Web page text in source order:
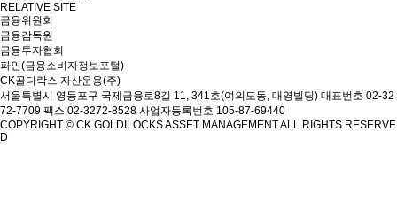
RELATIVE SITE
금융위원회
금융감독원
금융투자협회
파인(금융소비자정보포털)
CK골디락스 자산운용(주)
서울특별시 영등포구 국제금융로8길 11, 341호(여의도동, 대영빌딩) 대표번호 02-32
72-7709 팩스 02-3272-8528 사업자등록번호 105-87-69440
COPYRIGHT © CK GOLDILOCKS ASSET MANAGEMENT ALL RIGHTS RESERVE
D